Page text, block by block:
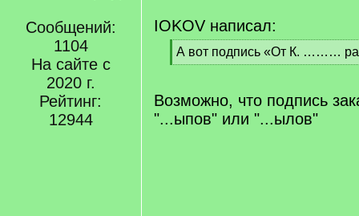
Сообщений:
1104
На сайте с
2020 г.
Рейтинг:
12944
IOKOV написал:
[
q
А вот подпись «От К. ………
[
q
]
Возможно, что подпись
"...ыпов" или "...ылов"